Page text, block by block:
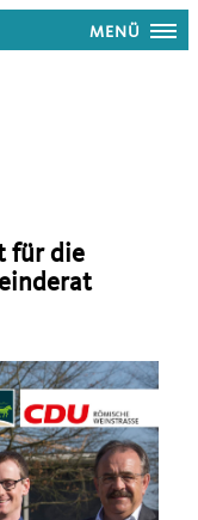
MENÜ
für die